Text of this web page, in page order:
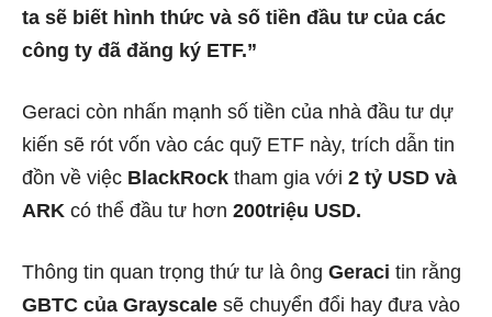
ta sẽ biết hình thức và số tiền đầu tư của các
công ty đã đăng ký ETF.”
Geraci còn nhấn mạnh số tiền của nhà đầu tư dự
kiến ​​​​sẽ rót vốn vào các quỹ ETF này, trích dẫn tin
đồn về việc BlackRock tham gia với 2 tỷ USD và
ARK có thể đầu tư hơn 200triệu USD.
Thông tin quan trọng thứ tư là ông Geraci tin rằng
GBTC của Grayscale sẽ chuyển đổi hay đưa vào